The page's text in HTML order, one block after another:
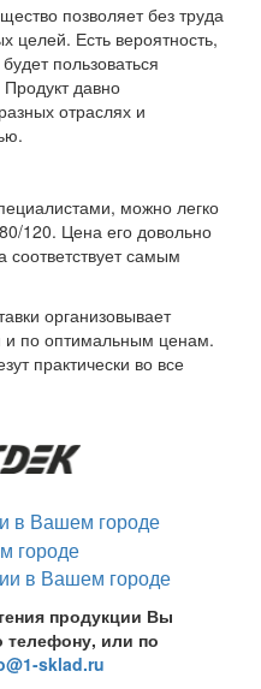
позволяет без труда
целей. Есть вероятность,
пользоваться
давно
отраслях и
можно легко
120. Цена его довольно
соответствует самым
организовывает
и по оптимальным ценам.
практически во все
продукции Вы
телефону, или по
sklad.ru